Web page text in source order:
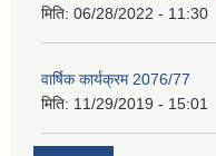
मिति: 06/28/2022 - 11:30
वार्षिक कार्यक्रम 2076/77
मिति: 11/29/2019 - 15:01